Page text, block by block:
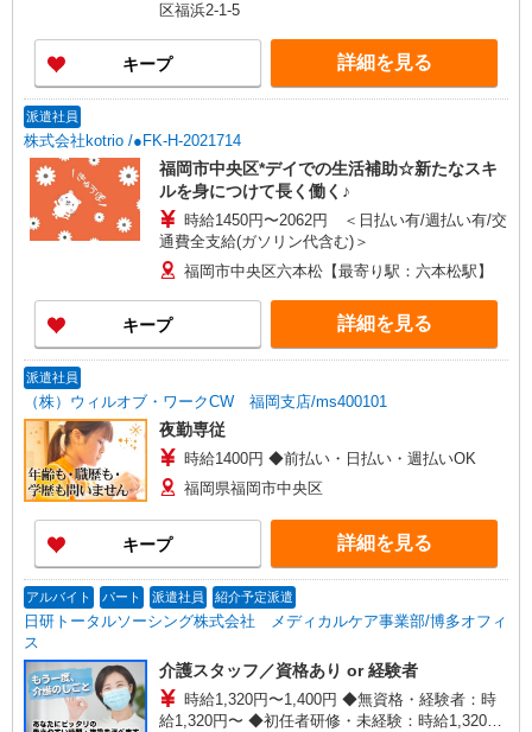
区福浜2-1-5
キープ 詳細を見る
派遣社員
株式会社kotrio /●FK-H-2021714
福岡市中央区*デイでの生活補助☆新たなスキ
ルを身につけて長く働く♪
時給1450円〜2062円 ＜日払い有/週払い有/交
通費全支給(ガソリン代含む)＞
福岡市中央区六本松【最寄り駅：六本松駅】
キープ 詳細を見る
派遣社員
（株）ウィルオブ・ワークCW 福岡支店/ms400101
夜勤専従
時給1400円 ◆前払い・日払い・週払いOK
福岡県福岡市中央区
キープ 詳細を見る
アルバイト パート 派遣社員 紹介予定派遣
日研トータルソーシング株式会社 メディカルケア事業部/博多オフィ
ス
介護スタッフ／資格あり or 経験者
時給1,320円〜1,400円 ◆無資格・経験者：時
給1,320円〜 ◆初任者研修・未経験：時給1,320